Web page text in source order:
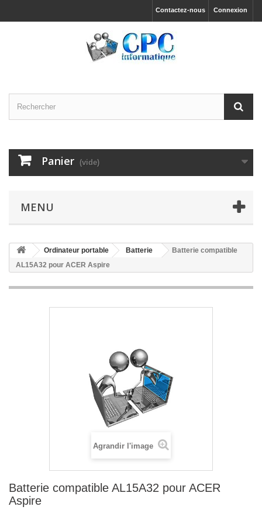
Connexion
Contactez-nous
Panier (vide)
MENU
Ordinateur portable Batterie
Batterie compatible
AL15A32 pour ACER Aspire
Agrandir l'image
Batterie compatible AL15A32 pour ACER
Aspire